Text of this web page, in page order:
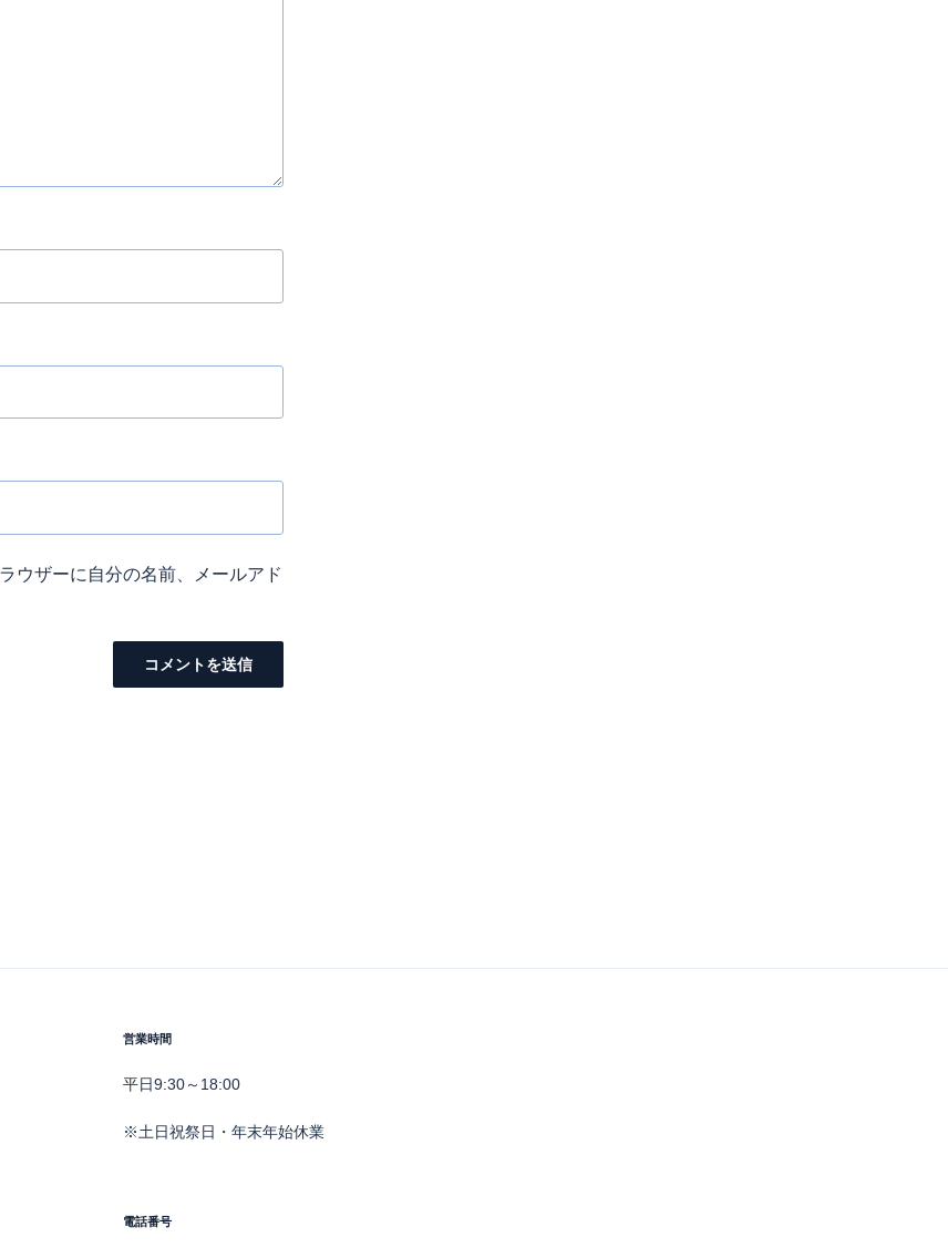
ウザーに自分の名前、メールアド
営業時間
平日9:30～18:00
※土日祝祭日・年末年始休業
電話番号